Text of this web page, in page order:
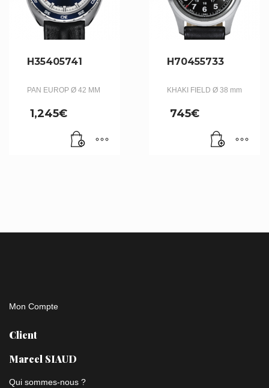
H35405741
PAN EUROP Ø 42 MM
1,245€
H70455733
KHAKI FIELD Ø 38 mm
745€
Mon Compte
Client
Marcel SIAUD
Qui sommes-nous ?